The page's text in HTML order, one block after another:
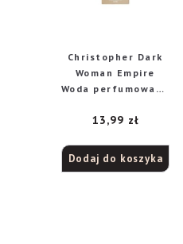
Christopher Dark
Woman Empire
Woda perfumowana
13,99 zł
Dodaj do koszyka